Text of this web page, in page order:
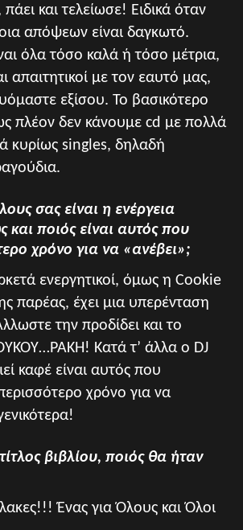
και τελείωσε! Ειδικά όταν
απόψεων είναι δαγκωτό.
όλα τόσο καλά ή τόσο μέτρια,
απαιτητικοί με τον εαυτό μας,
εξίσου. Το βασικότερο
πλέον δεν κάνουμε cd με πολλά
κυρίως singles, δηλαδή
σας είναι η ενέργεια
ποιός είναι αυτός που
χρόνο για να «ανέβει»;
ενεργητικοί, όμως η Cookie
παρέας, έχει μια υπερένταση
την προδίδει και το
Κατά τ’ άλλα ο DJ
καφέ είναι αυτός που
χρόνο για να
βιβλίου, ποιός θα ήταν
Ένας για Όλους και Όλοι